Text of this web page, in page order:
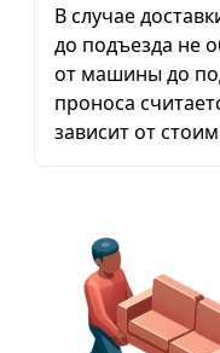
В случае
до подъезда не
от машины до
проноса
зависит от